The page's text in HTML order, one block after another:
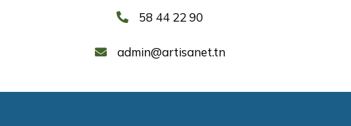
58 44 22 90
admin@artisanet.tn